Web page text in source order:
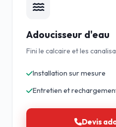
Adoucisseur d'eau
Fini le calcaire et les
Installation sur mesure
Entretien et
Devis